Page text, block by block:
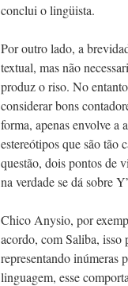
conclui o lingüista.
Por outro lado, a
textual, mas não
produz o riso. No
considerar bons
forma, apenas envolve a
estereótipos que são tão
questão, dois pontos de
na verdade se dá sobre
Chico Anysio, por
acordo, com Saliba, isso
representando inúmeras
linguagem, esse